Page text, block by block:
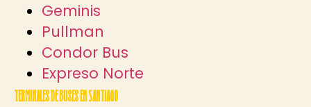
Geminis
Pullman
Condor Bus
Expreso Norte
Terminales de buses en Santiago